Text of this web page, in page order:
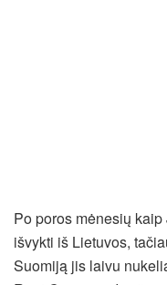
Po poros mėnesių
išvykti iš Lietuvos,
Suomiją jis laivu